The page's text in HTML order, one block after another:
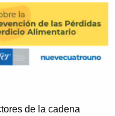
de la cadena